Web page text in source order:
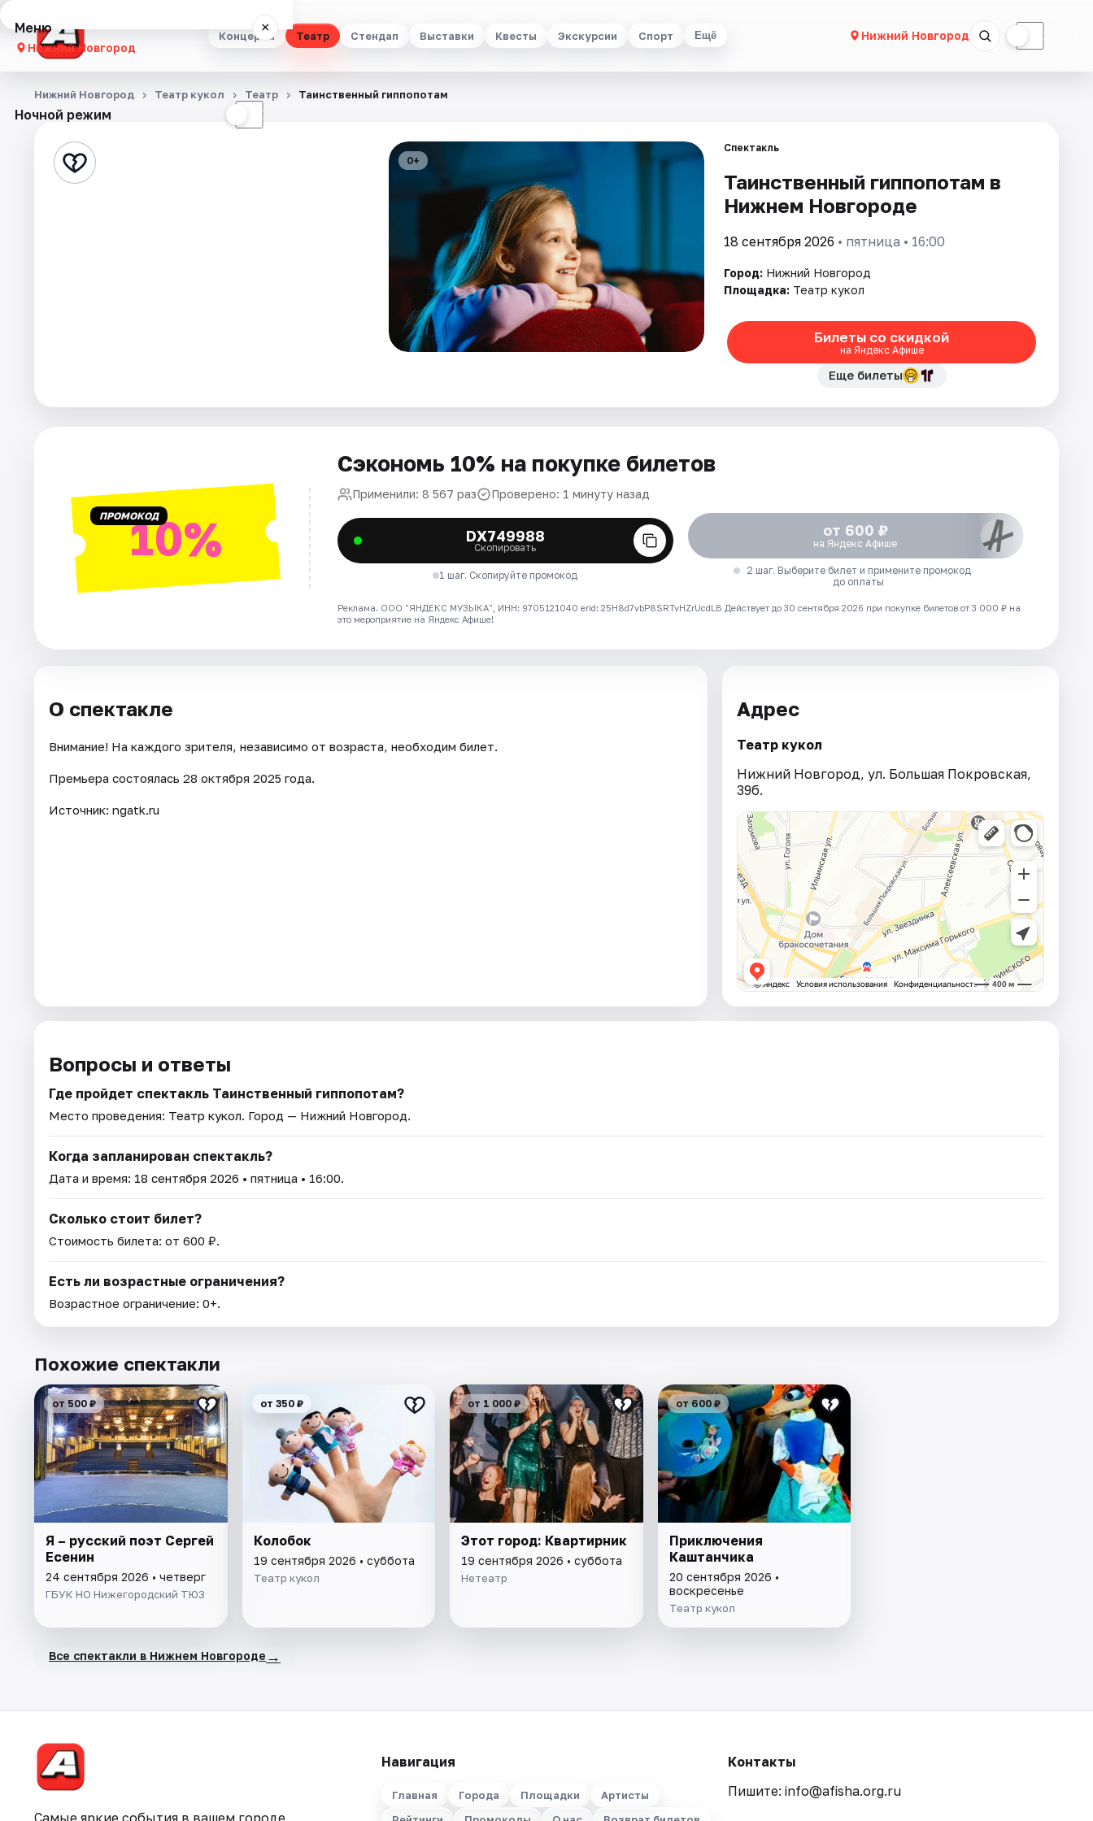
Концерты Театр Стендап Выставки Квесты Экскурсии Спорт Ещё Нижний Новгород ☾
Меню ×
Нижний Новгород
Концерты
Стендап
Города
Рейтинги
Ночной режим ☾
Нижний Новгород Театр кукол Театр Таинственный гиппопотам
0+
Спектакль
Таинственный гиппопотам в
Нижнем Новгороде
18 сентября 2026 • пятница • 16:00
Город: Нижний Новгород
Площадка: Театр кукол
Билеты со скидкой
на Яндекс Афише
Еще билеты
ПРОМОКОД10%
Сэкономь 10% на покупке билетов
Применили: 8 567 раз Проверено: 1 минуту назад
DX749988
Скопировать
1 шаг. Скопируйте промокод
от 600 ₽
на Яндекс Афише
2 шаг. Выберите билет и примените промокод
до оплаты
Реклама. ООО "ЯНДЕКС МУЗЫКА", ИНН: 9705121040 erid: 25H8d7vbP8SRTvHZrUcdLB Действует до 30 сентября 2026 при покупке билетов от 3 000 ₽ на
это мероприятие на Яндекс Афише!
О спектакле
Внимание! На каждого зрителя, независимо от возраста, необходим билет.
Премьера состоялась 28 октября 2025 года.
Источник: ngatk.ru
Адрес
Театр кукол
Нижний Новгород, ул. Большая Покровская,
39б.
Вопросы и ответы
Где пройдет спектакль Таинственный гиппопотам?
Место проведения: Театр кукол. Город — Нижний Новгород.
Когда запланирован спектакль?
Дата и время: 18 сентября 2026 • пятница • 16:00.
Сколько стоит билет?
Стоимость билета: от 600 ₽.
Есть ли возрастные ограничения?
Возрастное ограничение: 0+.
Похожие спектакли
от 500 ₽
Я – русский поэт Сергей
Есенин
24 сентября 2026 • четверг
ГБУК НО Нижегородский ТЮЗ
от 350 ₽
Колобок
19 сентября 2026 • суббота
Театр кукол
от 1 000 ₽
Этот город: Квартирник
19 сентября 2026 • суббота
Нетеатр
от 600 ₽
Приключения
Каштанчика
20 сентября 2026 •
воскресенье
Театр кукол
Все спектакли в Нижнем Новгороде →
Самые яркие события в вашем городе.
Навигация
Главная Города Площадки
Артисты
Контакты
Пишите: info@afisha.org.ru